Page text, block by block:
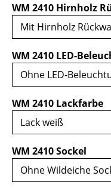
WM 2410 Hirnholz
WM 2410 LED-
WM 2410 Lackfarbe
WM 2410 Sockel